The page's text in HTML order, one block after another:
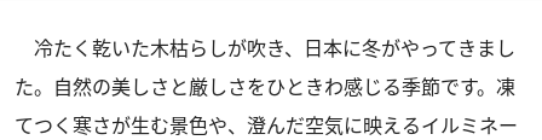
冷たく乾いた木枯らしが吹き、日本に冬がやってきまし
た。自然の美しさと厳しさをひときわ感じる季節です。凍
てつく寒さが生む景色や、澄んだ空気に映えるイルミネー